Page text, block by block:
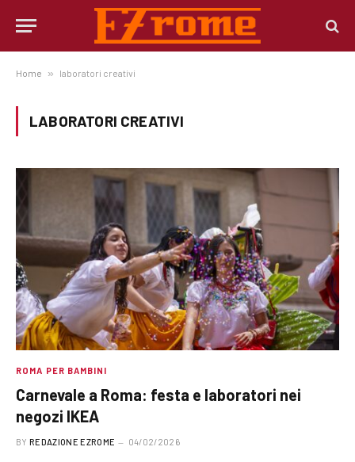
Home » laboratori creativi
LABORATORI CREATIVI
ROMA PER BAMBINI
Carnevale a Roma: festa e laboratori nei
negozi IKEA
BY REDAZIONE EZROME 04/02/2026